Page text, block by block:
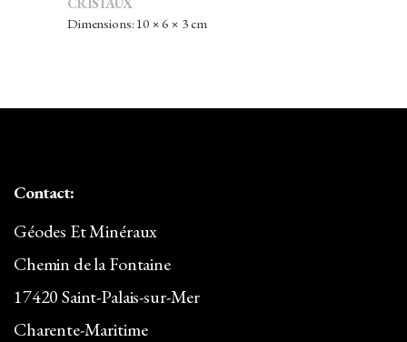
Dimensions: 10 × 6 × 3 cm
Contact:
Géodes Et Minéraux
Chemin de la Fontaine
17420 Saint-Palais-sur-Mer
Charente-Maritime